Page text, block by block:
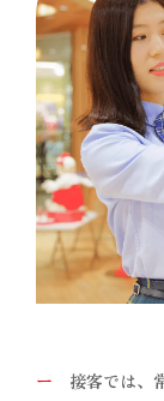
ー 接客では、